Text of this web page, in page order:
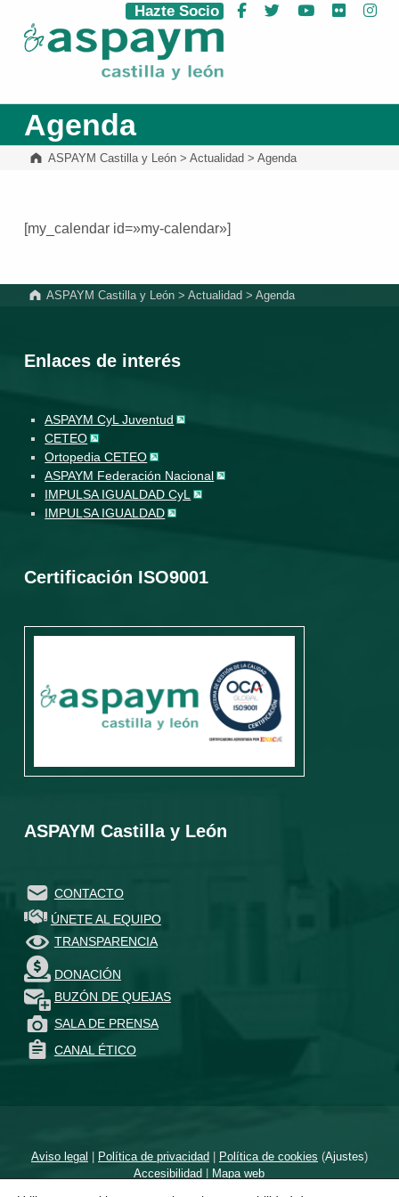
ASPAYM Castilla y León
Hazte Socio Facebook
Twitter YouTube
Flickr
Agenda
ASPAYM Castilla y León> Actualidad > Agenda
[my_calendar id=»my-calendar»]
ASPAYM Castilla y León >Actualidad >Agenda
Enlaces de interés
ASPAYM CyL Juventud
CETEO
Ortopedia CETEO
ASPAYM Federación Nacional
IMPULSA IGUALDAD CyL
IMPULSA IGUALDAD
Certificación ISO9001
ASPAYM Castilla y León
CONTACTO
ÚNETE AL EQUIPO
TRANSPARENCIA
DONACIÓN
BUZÓN DE QUEJAS
SALA DE PRENSA
CANAL ÉTICO
Aviso legal | Política de privacidad| Política de cookies (Ajustes)
Accesibilidad | Mapa web